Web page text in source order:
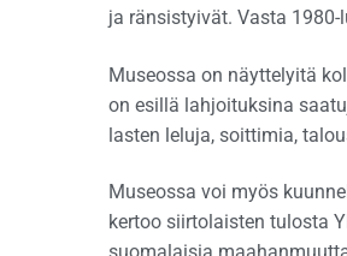
ja ränsistyivät. Vasta
Museossa on näyttelyitä
on esillä lahjoituksina
lasten leluja, soittimia,
Museossa voi myös
kertoo siirtolaisten tulosta